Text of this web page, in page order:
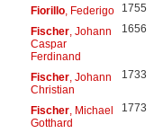
Fiorillo, Federigo 1755
Fischer, Johann
Caspar
Ferdinand
1656
Fischer, Johann
Christian
1733
Fischer, Michael
Gotthard
1773